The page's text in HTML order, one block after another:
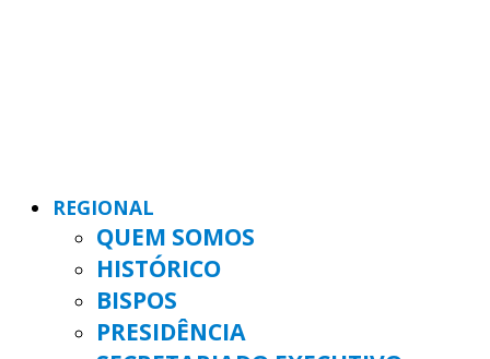
REGIONAL
QUEM SOMOS
HISTÓRICO
BISPOS
PRESIDÊNCIA